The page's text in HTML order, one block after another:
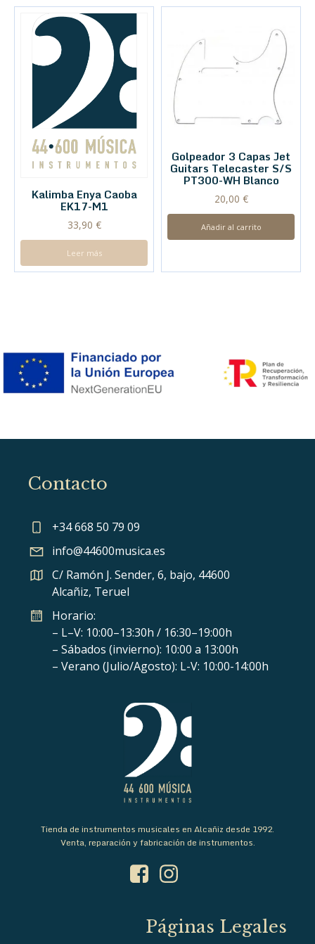
Kalimba Enya Caoba
EK17-M1
33,90 €
Leer más
Golpeador 3 Capas Jet
Guitars Telecaster S/S
PT300-WH Blanco
20,00 €
Añadir al carrito
Contacto
+34 668 50 79 09
info@44600musica.es
C/ Ramón J. Sender, 6, bajo, 44600
Alcañiz, Teruel
Horario:
– L–V: 10:00–13:30h / 16:30–19:00h
– Sábados (invierno): 10:00 a 13:00h
– Verano (Julio/Agosto): L-V: 10:00-14:00h
Tienda de instrumentos musicales en Alcañiz desde 1992.
Venta, reparación y fabricación de instrumentos.
Páginas Legales